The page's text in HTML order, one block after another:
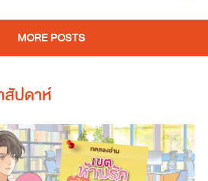
MORE POSTS
สัปดาห์